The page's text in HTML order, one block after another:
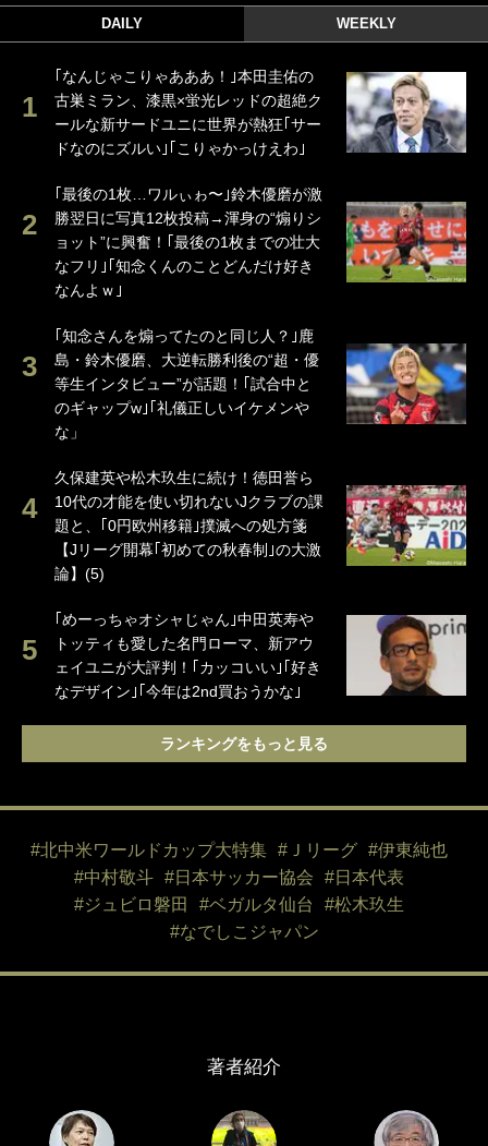
DAILY WEEKLY
｢なんじゃこりゃあああ！｣本田圭佑の
古巣ミラン、漆黒×蛍光レッドの超絶ク
ールな新サードユニに世界が熱狂｢サー
ドなのにズルい｣｢こりゃかっけえわ｣
｢最後の1枚…ワルぃゎ〜｣鈴木優磨が激
勝翌日に写真12枚投稿→渾身の“煽りシ
ョット”に興奮！｢最後の1枚までの壮大
なフリ｣｢知念くんのことどんだけ好き
なんよｗ｣
｢知念さんを煽ってたのと同じ人？｣鹿
島・鈴木優磨、大逆転勝利後の“超・優
等生インタビュー”が話題！｢試合中と
のギャップw｣｢礼儀正しいイケメンや
な」
久保建英や松木玖生に続け！徳田誉ら
10代の才能を使い切れないJクラブの課
題と、｢0円欧州移籍｣撲滅への処方箋
【Jリーグ開幕｢初めての秋春制｣の大激
論】(5)
｢めーっちゃオシャじゃん｣中田英寿や
トッティも愛した名門ローマ、新アウ
ェイユニが大評判！｢カッコいい｣｢好き
なデザイン｣｢今年は2nd買おうかな｣
ランキングをもっと見る
#北中米ワールドカップ大特集 #Ｊリーグ
#伊東純也
#中村敬斗
#日本サッカー協会
#日本代表
#ジュビロ磐田
#ベガルタ仙台
#松木玖生
#なでしこジャパン
著者紹介